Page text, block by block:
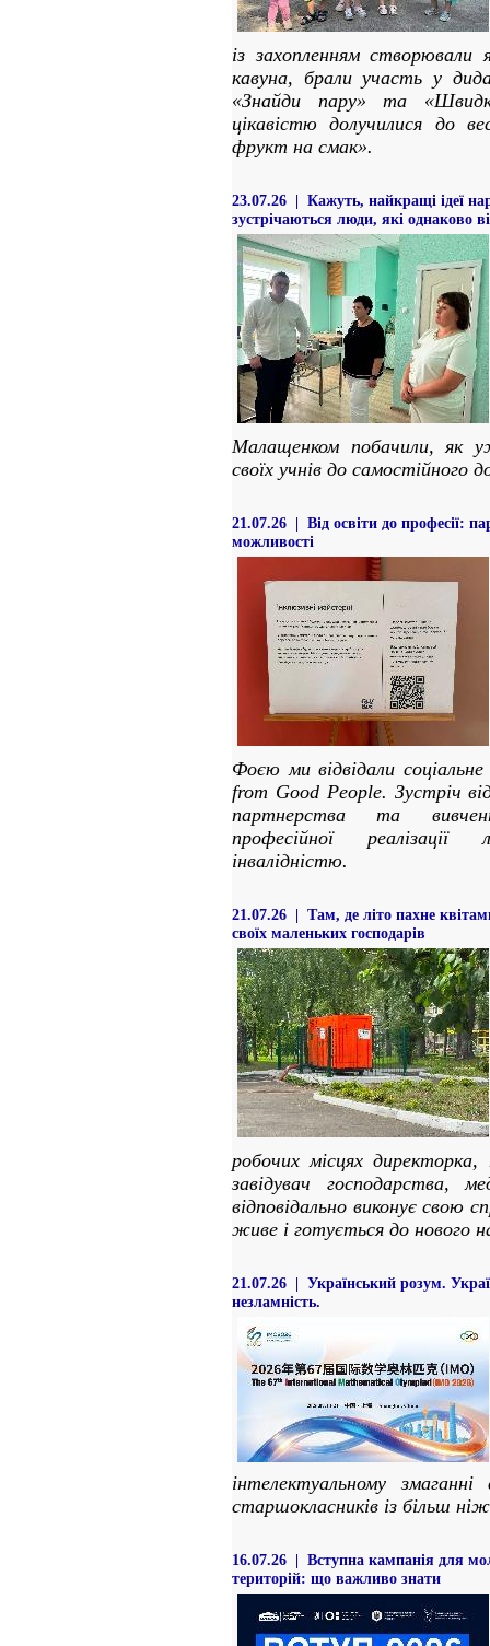
із захопленням створювали
кавуна, брали участь у
«Знайди пару» та
цікавістю долучилися до
фрукт на смак».
23.07.26 | Кажуть, найкращі ідеї
зустрічаються люди, які однаково
Малащенком побачили, як
своїх учнів до самостійного
21.07.26 | Від освіти до професії:
можливості
Фоєю ми відвідали
from Good People. Зустріч
партнерства та
професійної
інвалідністю.
21.07.26 | Там, де літо пахне
своїх маленьких господарів
робочих місцях директорка,
завідувач господарства,
відповідально виконує свою
живе і готується до нового
21.07.26 | Український розум.
незламність.
інтелектуальному
старшокласників із більш
16.07.26 | Вступна кампанія для
територій: що важливо знати